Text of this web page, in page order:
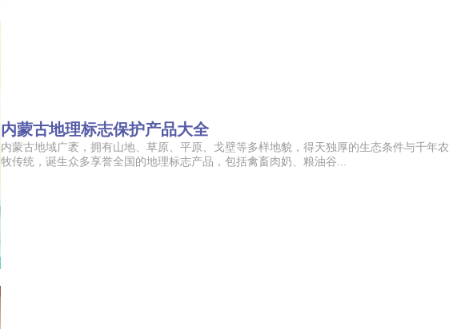
内蒙古地理标志保护产品大全
内蒙古地域广袤，拥有山地、草原、平原、戈壁等多样地貌，得天独厚的生态条件与千年农
牧传统，诞生众多享誉全国的地理标志产品，包括禽畜肉奶、粮油谷...